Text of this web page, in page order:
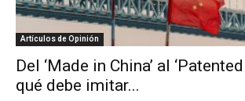
Artículos de Opinión
Del ‘Made in China’ al
qué debe imitar...